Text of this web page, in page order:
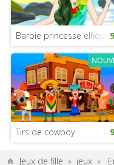
Barbie princesse elfique
Tirs de cowboy
Jeux de fille » jeux »